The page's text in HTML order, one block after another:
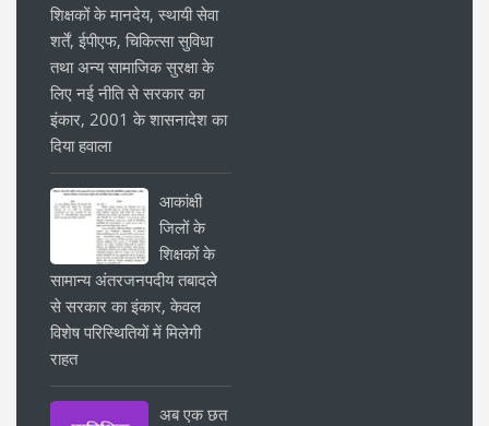
शिक्षकों के मानदेय, स्थायी सेवा
शर्तें, ईपीएफ, चिकित्सा सुविधा
तथा अन्य सामाजिक सुरक्षा के
लिए नई नीति से सरकार का
इंकार, 2001 के शासनादेश का
दिया हवाला
आकांक्षी
जिलों के
शिक्षकों के
सामान्य अंतरजनपदीय तबादले
से सरकार का इंकार, केवल
विशेष परिस्थितियों में मिलेगी
राहत
अब एक छत